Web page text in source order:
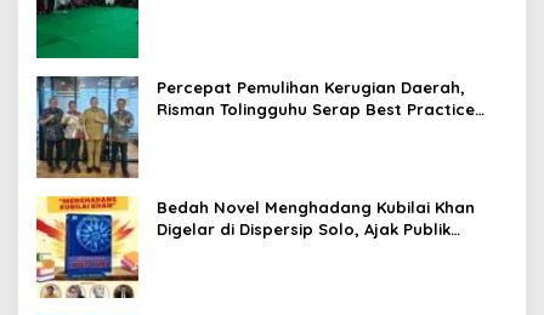
Percepat Pemulihan Kerugian Daerah,
Risman Tolingguhu Serap Best Practice
Bedah Novel Menghadang Kubilai Khan
Digelar di Dispersip Solo, Ajak Publik